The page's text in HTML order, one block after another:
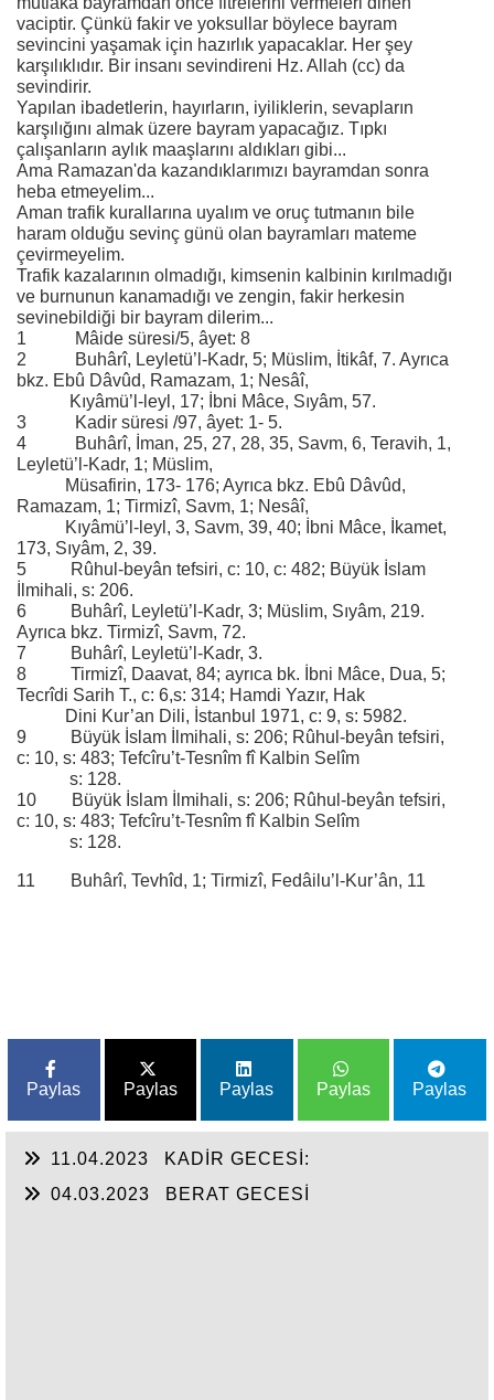
vaciptir. Çünkü fakir ve yoksullar böylece bayram
sevincini yaşamak için hazırlık yapacaklar. Her şey
karşılıklıdır. Bir insanı sevindireni Hz. Allah (cc) da
sevindirir.
Yapılan ibadetlerin, hayırların, iyiliklerin, sevapların
karşılığını almak üzere bayram yapacağız. Tıpkı
çalışanların aylık maaşlarını aldıkları gibi...
Ama Ramazan'da kazandıklarımızı bayramdan sonra
heba etmeyelim...
Aman trafik kurallarına uyalım ve oruç tutmanın bile
haram olduğu sevinç günü olan bayramları mateme
çevirmeyelim.
Trafik kazalarının olmadığı, kimsenin kalbinin kırılmadığı
ve burnunun kanamadığı ve zengin, fakir herkesin
sevinebildiği bir bayram dilerim...
1 Mâide süresi/5, âyet: 8
2 Buhârî, Leyletü’l-Kadr, 5; Müslim, İtikâf, 7. Ayrıca
bkz. Ebû Dâvûd, Ramazam, 1; Nesâî,
Kıyâmü’l-leyl, 17; İbni Mâce, Sıyâm, 57.
3 Kadir süresi /97, âyet: 1- 5.
4 Buhârî, İman, 25, 27, 28, 35, Savm, 6, Teravih, 1,
Leyletü’l-Kadr, 1; Müslim,
Müsafirin, 173- 176; Ayrıca bkz. Ebû Dâvûd,
Ramazam, 1; Tirmizî, Savm, 1; Nesâî,
Kıyâmü’l-leyl, 3, Savm, 39, 40; İbni Mâce, İkamet,
173, Sıyâm, 2, 39.
5 Rûhul-beyân tefsiri, c: 10, c: 482; Büyük İslam
İlmihali, s: 206.
6 Buhârî, Leyletü’l-Kadr, 3; Müslim, Sıyâm, 219.
Ayrıca bkz. Tirmizî, Savm, 72.
7 Buhârî, Leyletü’l-Kadr, 3.
8 Tirmizî, Daavat, 84; ayrıca bk. İbni Mâce, Dua, 5;
Tecrîdi Sarih T., c: 6,s: 314; Hamdi Yazır, Hak
Dini Kur’an Dili, İstanbul 1971, c: 9, s: 5982.
9 Büyük İslam İlmihali, s: 206; Rûhul-beyân tefsiri,
c: 10, s: 483; Tefcîru’t-Tesnîm fî Kalbin Selîm
s: 128.
10 Büyük İslam İlmihali, s: 206; Rûhul-beyân tefsiri,
c: 10, s: 483; Tefcîru’t-Tesnîm fî Kalbin Selîm
s: 128.
11 Buhârî, Tevhîd, 1; Tirmizî, Fedâilu’l-Kur’ân, 11
Paylas Paylas Paylas Paylas Paylas
11.04.2023
KADİR GECESİ:
04.03.2023
BERAT GECESİ